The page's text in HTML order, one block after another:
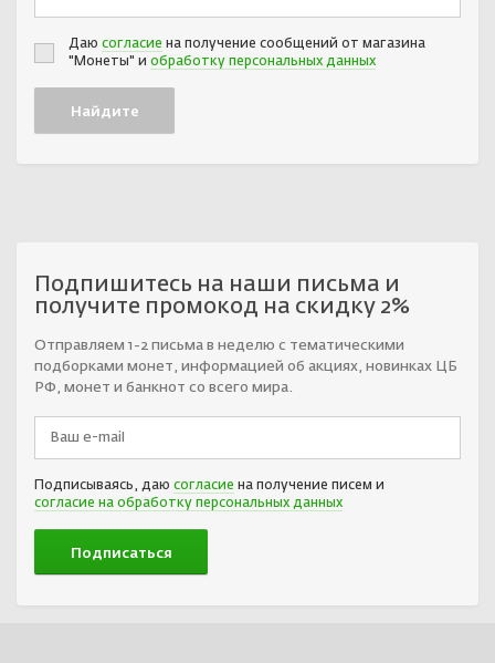
Даю согласие на получение сообщений от магазина
"Монеты" и обработку персональных данных
Подпишитесь на наши письма и
получите промокод на скидку 2%
Отправляем 1-2 письма в неделю с тематическими
подборками монет, информацией об акциях, новинках ЦБ
РФ, монет и банкнот со всего мира.
Подписываясь, даю согласие на получение писем и
согласие на обработку персональных данных